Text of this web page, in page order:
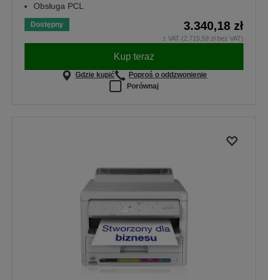
Obsługa PCL
Dostępny 3.340,18 zł
z VAT (2.715,59 zł bez VAT)
Kup teraz
Gdzie kupić
Poproś o oddzwonienie
Porównaj